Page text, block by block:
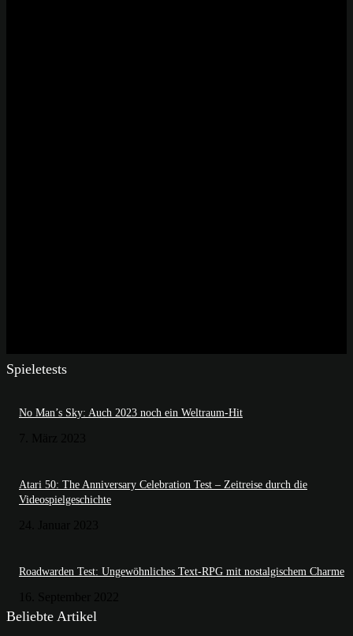
Spieletests
No Man’s Sky: Auch 2023 noch ein Weltraum-Hit
Atari 50: The Anniversary Celebration Test – Zeitreise durch die
Videospielgeschichte
Roadwarden Test: Ungewöhnliches Text-RPG mit nostalgischem Charme
Beliebte Artikel